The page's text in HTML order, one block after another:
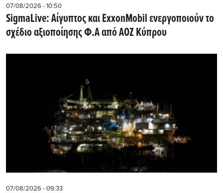
07/08/2026 - 10:50
SigmaLive: Αίγυπτος και ExxonMobil ενεργοποιούν το
σχέδιο αξιοποίησης Φ.Α από ΑΟΖ Κύπρου
07/08/2026 - 09:33